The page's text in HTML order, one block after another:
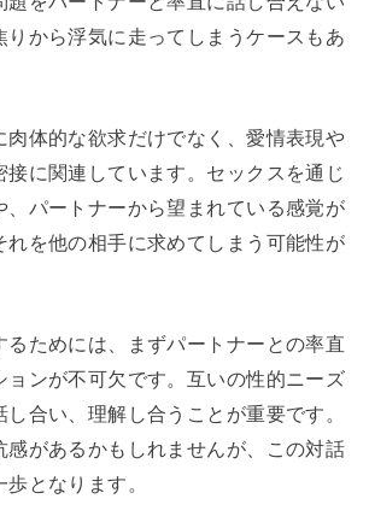
りから浮気に走ってしまうケースもあ
肉体的な欲求だけでなく、愛情表現や
接に関連しています。セックスを通じ
、パートナーから望まれている感覚が
れを他の相手に求めてしまう可能性が
るためには、まずパートナーとの率直
ョンが不可欠です。互いの性的ニーズ
合い、理解し合うことが重要です。
感があるかもしれませんが、この対話
となります。